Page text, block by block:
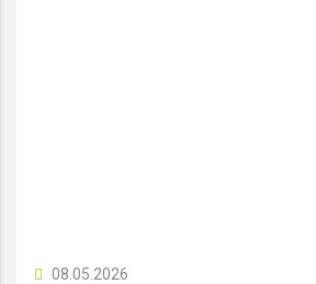
08.05.2026